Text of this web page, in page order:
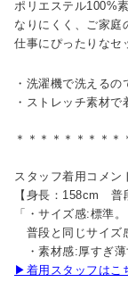
ポリエステル100%
なりにくく、ご家庭
仕事にぴったりなセ
・洗濯機で洗えるの
・ストレッチ素材で
＊＊＊＊＊＊＊＊＊
スタッフ着用コメン
【身長：158cm 普
「・サイズ感:標準。
普段と同じサイズ
・素材感:厚すぎ薄
▶着用スタッフはこ